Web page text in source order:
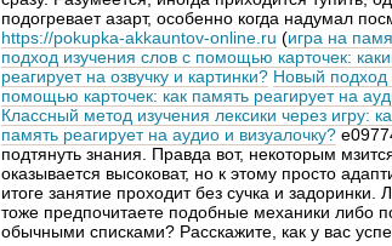
подогревает азарт, особенно когда надумал
https://pokupka-akkauntov-online.ru (игра на
подход изучения слов с помощью карточек:
реагирует на озвучку и картинки? Новый подход
помощью карточек: как память реагирует на
Классный метод изучения лексики через игру:
память реагирует на аудио и визуалочку?
подтянуть знания. Правда вот, некоторым
оказывается высоковат, но к этому просто
итоге занятие проходит без сучка и
тоже предпочитаете подобные механики либо
обычными списками? Расскажите, как у вас